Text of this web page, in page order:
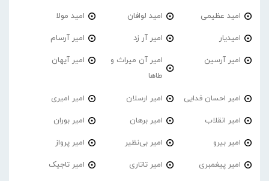
امید عظیمی امید لوافان امید مولا
امیدیار امیر آر زد امیر آرسام
امیر آرسین
امیر آن میراث و
طاها
امیر آیهان
امیر احسان فدایی امیر ارسلان امیر امیری
امیر انقلاب امیر برهان امیر‌ بوران
امیر بیرو امیر بی‌نظیر امیر پرواز
امیر پیغمبری امیر تاتاری امیر تاجیک